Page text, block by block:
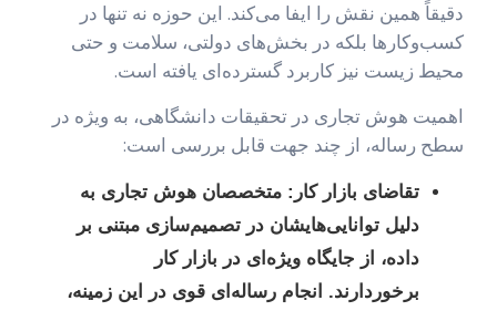
دقیقاً همین نقش را ایفا می‌کند. این حوزه نه تنها در
کسب‌وکارها بلکه در بخش‌های دولتی، سلامت و حتی
محیط زیست نیز کاربرد گسترده‌ای یافته است.
اهمیت هوش تجاری در تحقیقات دانشگاهی، به ویژه در
سطح رساله، از چند جهت قابل بررسی است:
تقاضای بازار کار: متخصصان هوش تجاری به
دلیل توانایی‌هایشان در تصمیم‌سازی مبتنی بر
داده، از جایگاه ویژه‌ای در بازار کار
برخوردارند. انجام رساله‌ای قوی در این زمینه،